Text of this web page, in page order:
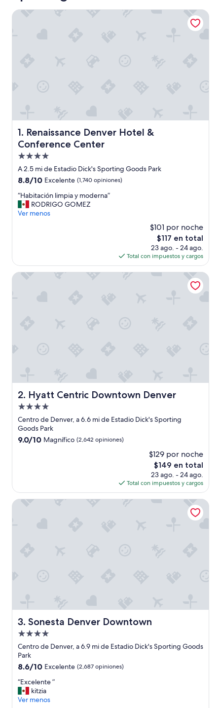
1. Renaissance Denver Hotel &
Conference Center
Renaissance Denver Hotel & Conference Center
Propiedad
de
4.0
A 2.5 mi de Estadio Dick's Sporting Goods Park
8.8
10,
Excelente,
(1,740
8.8/10 Excelente (1,740 opiniones)
“
H
a
i
ó
e
r
n
a
”
“Habitación limpia y moderna”
RODRIGO GOMEZ
Ver menos
$101 por noche
El
precio
actual
es
de
$117 en total
23 ago. - 24 ago.
Total con impuestos y cargos
Renaissance Denver Hotel & Conference Center
2. Hyatt Centric Downtown Denver
Hyatt Centric Downtown Denver
Propiedad
de
4.0
estrellas
Centro de Denver, a 6.6 mi de Estadio Dick's Sporting
Goods Park
9.0
9.0/10 Magnífico (2,642 opiniones)
$129 por noche
El
precio
actual
es
de
$149 en total
23 ago. - 24 ago.
Total con impuestos y cargos
Hyatt Centric Downtown Denver
3. Sonesta Denver Downtown
Sonesta Denver Downtown
Propiedad
de
4.0
estrellas
Centro de Denver, a 6.9 mi de Estadio Dick's Sporting Goods
Park
8.6
10,
Excelente,
(2,687
8.6/10 Excelente (2,687 opiniones)
“
E
x
“Excelente ”
kitzia
Ver menos
Sonesta Denver Downtown